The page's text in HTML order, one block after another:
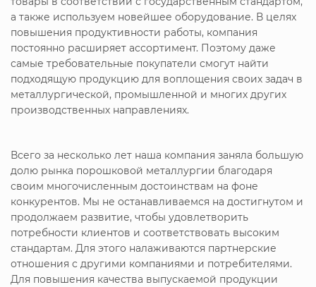
а также используем новейшее оборудование. В целях
повышения продуктивности работы, компания
постоянно расширяет ассортимент. Поэтому даже
самые требовательные покупатели смогут найти
подходящую продукцию для воплощения своих задач в
металлургической, промышленной и многих других
производственных направлениях.
Всего за несколько лет наша компания заняла большую
долю рынка порошковой металлургии благодаря
своим многочисленным достоинствам на фоне
конкурентов. Мы не останавливаемся на достигнутом и
продолжаем развитие, чтобы удовлетворить
потребности клиентов и соответствовать высоким
стандартам. Для этого налаживаются партнерские
отношения с другими компаниями и потребителями.
Для повышения качества выпускаемой продукции